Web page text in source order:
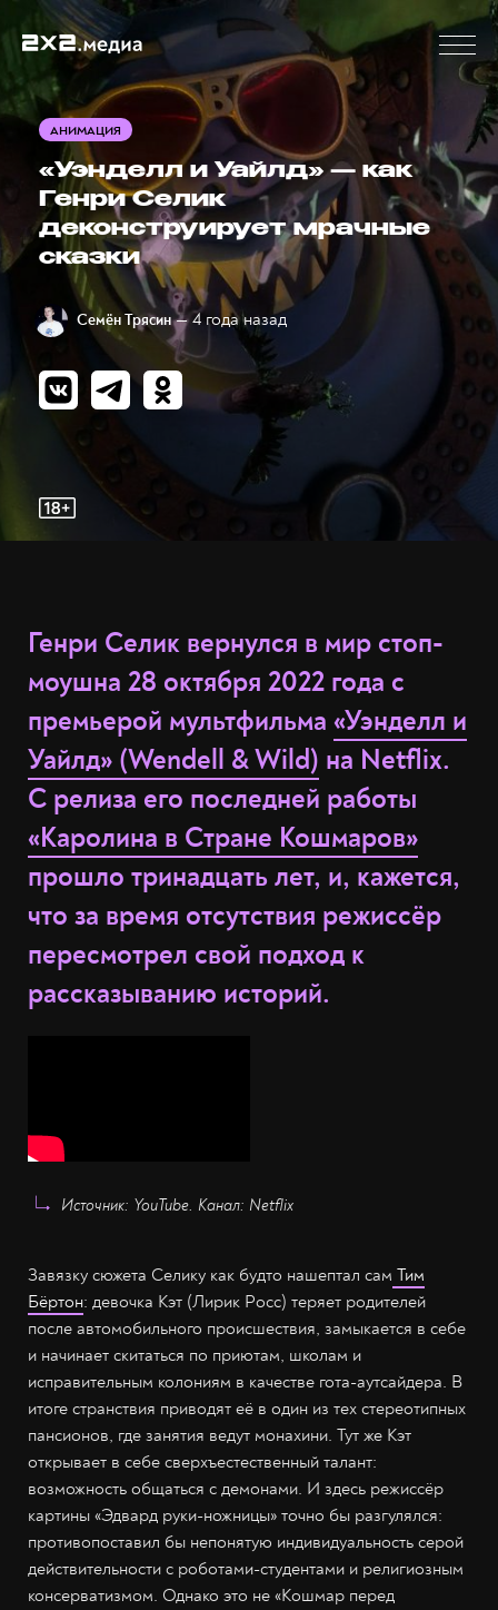
АНИМАЦИЯ
«Уэнделл и Уайлд» — как
Генри Селик
деконструирует мрачные
сказки
Семён Трясин — 4 года назад
Генри Селик вернулся в мир стоп-
моушна 28 октября 2022 года с
премьерой мультфильма «Уэнделл и
Уайлд» (Wendell & Wild) на Netflix.
С релиза его последней работы
«Каролина в Стране Кошмаров»
прошло тринадцать лет, и, кажется,
что за время отсутствия режиссёр
пересмотрел свой подход к
рассказыванию историй.
Источник: YouTube. Канал: Netflix
Завязку сюжета Селику как будто нашептал сам Тим
Бёртон: девочка Кэт (Лирик Росс) теряет родителей
после автомобильного происшествия, замыкается в себе
и начинает скитаться по приютам, школам и
исправительным колониям в качестве гота-аутсайдера. В
итоге странствия приводят её в один из тех стереотипных
пансионов, где занятия ведут монахини. Тут же Кэт
открывает в себе сверхъестественный талант:
возможность общаться с демонами. И здесь режиссёр
картины «Эдвард руки-ножницы» точно бы разгулялся:
противопоставил бы непонятую индивидуальность серой
действительности с роботами-студентами и религиозным
консерватизмом. Однако это не «Кошмар перед